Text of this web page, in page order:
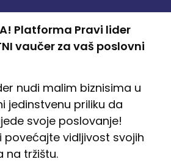
Platforma Pravi lider
vaučer za vaš poslovni
nudi malim biznisima u
jedinstvenu priliku da
svoje poslovanje!
povećajte vidljivost svojih
na tržištu.